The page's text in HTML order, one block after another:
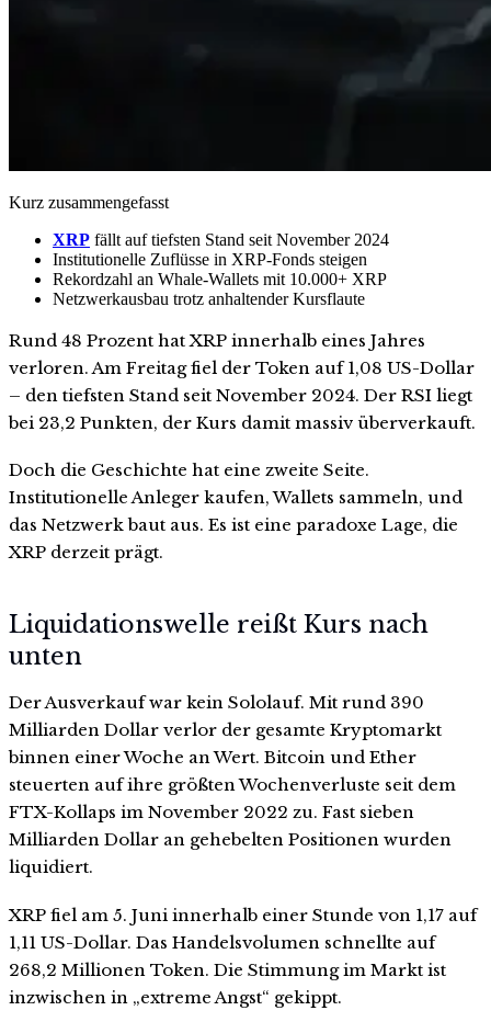
Kurz zusammengefasst
XRP fällt auf tiefsten Stand seit November 2024
Institutionelle Zuflüsse in XRP-Fonds steigen
Rekordzahl an Whale-Wallets mit 10.000+ XRP
Netzwerkausbau trotz anhaltender Kursflaute
Rund 48 Prozent hat XRP innerhalb eines Jahres
verloren. Am Freitag fiel der Token auf 1,08 US-Dollar
– den tiefsten Stand seit November 2024. Der RSI liegt
bei 23,2 Punkten, der Kurs damit massiv überverkauft.
Doch die Geschichte hat eine zweite Seite.
Institutionelle Anleger kaufen, Wallets sammeln, und
das Netzwerk baut aus. Es ist eine paradoxe Lage, die
XRP derzeit prägt.
Liquidationswelle reißt Kurs nach
unten
Der Ausverkauf war kein Sololauf. Mit rund 390
Milliarden Dollar verlor der gesamte Kryptomarkt
binnen einer Woche an Wert. Bitcoin und Ether
steuerten auf ihre größten Wochenverluste seit dem
FTX-Kollaps im November 2022 zu. Fast sieben
Milliarden Dollar an gehebelten Positionen wurden
liquidiert.
XRP fiel am 5. Juni innerhalb einer Stunde von 1,17 auf
1,11 US-Dollar. Das Handelsvolumen schnellte auf
268,2 Millionen Token. Die Stimmung im Markt ist
inzwischen in „extreme Angst“ gekippt.